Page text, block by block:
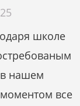
школе
в нашем
все